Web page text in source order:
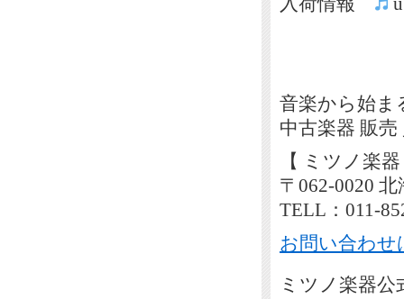
音楽から始ま
中古楽器 販
【 ミツノ楽
〒062-0020
TELL：011-
お問い合わせ
ミツノ楽器